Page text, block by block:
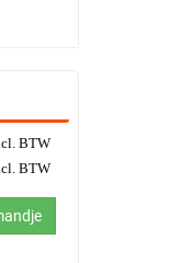
BTW
BTW